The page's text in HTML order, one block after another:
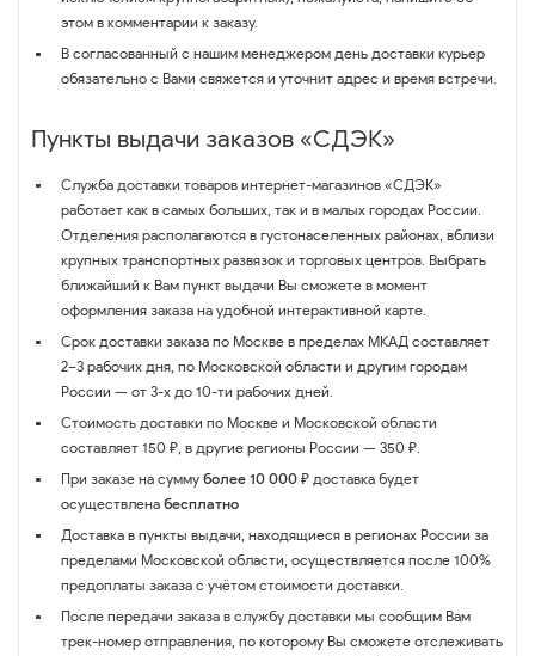
этом в комментарии к заказу.
В согласованный с нашим менеджером день доставки курьер
обязательно с Вами свяжется и уточнит адрес и время встречи.
Пункты выдачи заказов «СДЭК»
Служба доставки товаров интернет-магазинов «СДЭК»
работает как в самых больших, так и в малых городах России.
Отделения располагаются в густонаселенных районах, вблизи
крупных транспортных развязок и торговых центров. Выбрать
ближайший к Вам пункт выдачи Вы сможете в момент
оформления заказа на удобной интерактивной карте.
Срок доставки заказа по Москве в пределах МКАД составляет
2–3 рабочих дня, по Московской области и другим городам
России — от 3-х до 10-ти рабочих дней.
Стоимость доставки по Москве и Московской области
составляет 150 ₽, в другие регионы России — 350 ₽.
При заказе на сумму более 10 000 ₽ доставка будет
осуществлена бесплатно
Доставка в пункты выдачи, находящиеся в регионах России за
пределами Московской области, осуществляется после 100%
предоплаты заказа с учётом стоимости доставки.
После передачи заказа в службу доставки мы сообщим Вам
трек-номер отправления, по которому Вы сможете отслеживать